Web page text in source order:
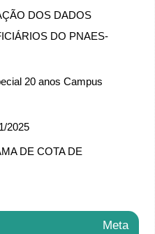
DOS DADOS
DO PNAES-
20 anos Campus
2025
DE COTA DE
Meta